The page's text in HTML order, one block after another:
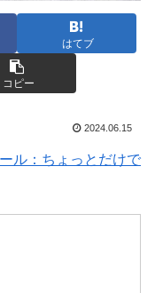
はてブ
コピー
2024.06.15
ル：ちょっとだけで